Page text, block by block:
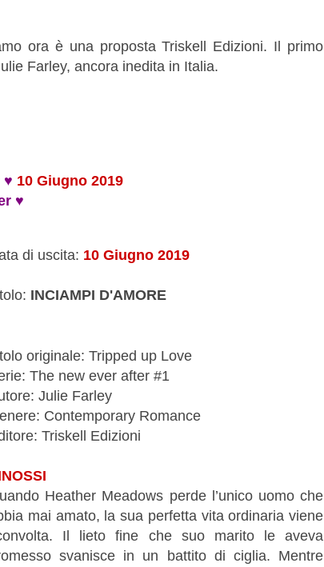
ora è una proposta Triskell Edizioni. Il primo
Farley, ancora inedita in Italia.
♥ 10 Giugno 2019
♥
di uscita: 10 Giugno 2019
INCIAMPI D'AMORE
originale: Tripped up Love
The new ever after #1
Julie Farley
Contemporary Romance
Triskell Edizioni
Heather Meadows perde l’unico uomo che
mai amato, la sua perfetta vita ordinaria viene
Il lieto fine che suo marito le aveva
svanisce in un battito di ciglia. Mentre